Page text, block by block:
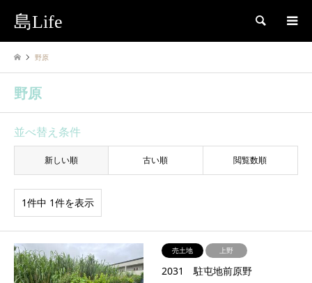
島Life 検索
野原
野原
並べ替え条件
新しい順 古い順 閲覧数順
1件中 1件を表示
売土地 上野
2031 駐屯地前原野